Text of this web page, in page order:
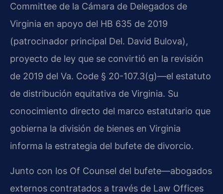
Committee de la Cámara de Delegados de
Virginia en apoyo del HB 635 de 2019
(patrocinador principal Del. David Bulova),
proyecto de ley que se convirtió en la revisión
de 2019 del Va. Code § 20-107.3(g)—el estatuto
de distribución equitativa de Virginia. Su
conocimiento directo del marco estatutario que
gobierna la división de bienes en Virginia
informa la estrategia del bufete de divorcio.
Junto con los Of Counsel del bufete—abogados
externos contratados a través de Law Offices